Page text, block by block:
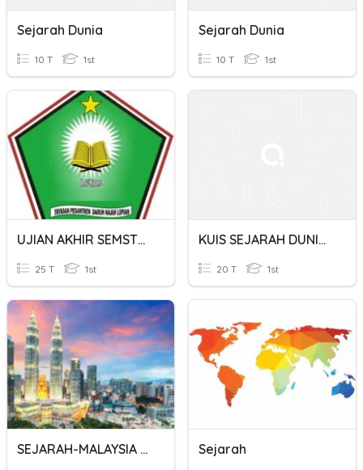
Sejarah Dunia
10 T 1st
Sejarah Dunia
10 T 1st
UJIAN AKHIR SEMSTER GANJIL SEJARAH DUNIA
25 T 1st
KUIS SEJARAH DUNIA MATERI 1
20 T 1st
SEJARAH-MALAYSIA DAN DUNIA Sejarah